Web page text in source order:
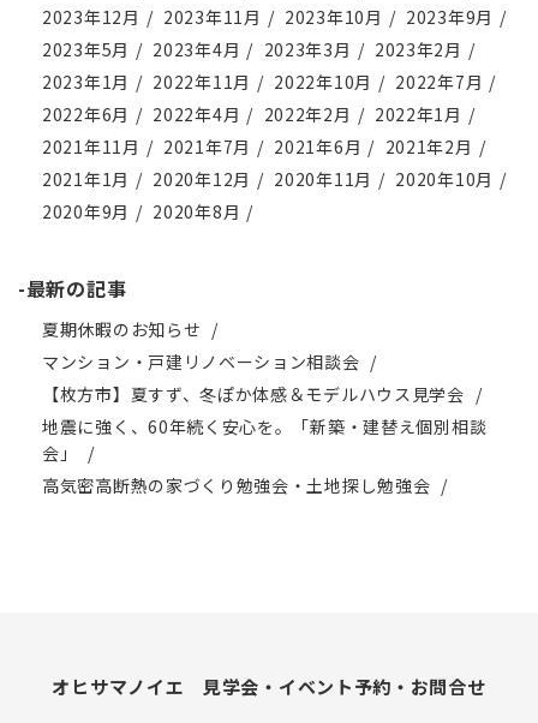
2023年12月
2023年11月 2023年10月
2023年9月
2023年5月
2023年4月 2023年3月
2023年2月
2023年1月
2022年11月 2022年10月
2022年7月
2022年6月
2022年4月 2022年2月
2022年1月
2021年11月
2021年7月 2021年6月
2021年2月
2021年1月
2020年12月 2020年11月
2020年10月
2020年9月
2020年8月
-最新の記事
夏期休暇のお知らせ
マンション・戸建リノベーション相談会
【枚方市】夏すず、冬ぽか体感＆モデルハウス見学会
地震に強く、60年続く安心を。「新築・建替え個別相談
会」
高気密高断熱の家づくり勉強会・土地探し勉強会
オヒサマノイエ 見学会・イベント予約・お問合せ